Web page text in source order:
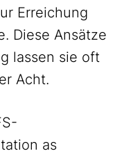
Erreichung
Diese Ansätze
lassen sie oft
Acht.
as